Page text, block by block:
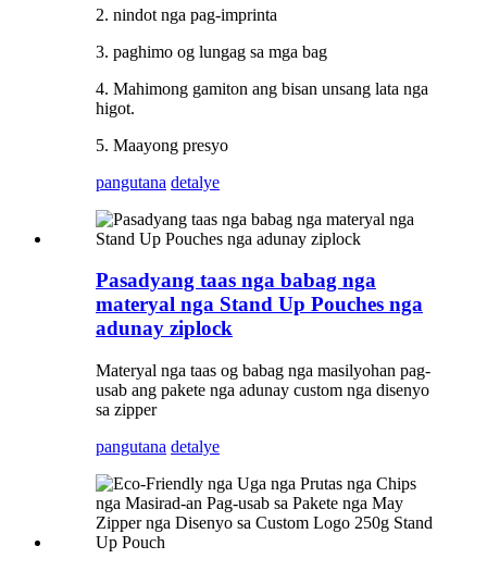
2. nindot nga pag-imprinta
3. paghimo og lungag sa mga bag
4. Mahimong gamiton ang bisan unsang lata nga
higot.
5. Maayong presyo
pangutana detalye
Pasadyang taas nga babag nga
materyal nga Stand Up Pouches nga
adunay ziplock
Materyal nga taas og babag nga masilyohan pag-
usab ang pakete nga adunay custom nga disenyo
sa zipper
pangutana detalye